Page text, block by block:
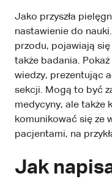
Jako przyszła
nastawienie do
przodu, pojawiają
także badania.
wiedzy, prezentując
sekcji. Mogą to być
medycyny, ale także
komunikować się ze
pacjentami, na
Jak